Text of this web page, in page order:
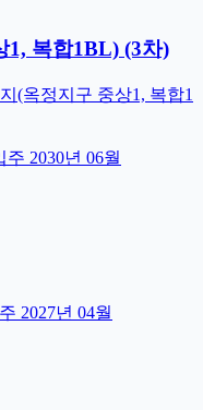
1, 복합1BL) (3차)
(옥정지구 중상1, 복합1
주 2030년 06월
2027년 04월